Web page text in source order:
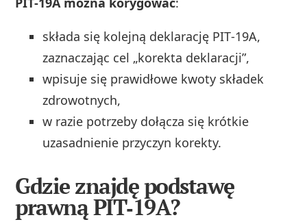
składa się kolejną deklarację PIT‑19A,
zaznaczając cel „korekta deklaracji”,
wpisuje się prawidłowe kwoty składek
zdrowotnych,
w razie potrzeby dołącza się krótkie
uzasadnienie przyczyn korekty.
Gdzie znajdę podstawę
prawną PIT‑19A?